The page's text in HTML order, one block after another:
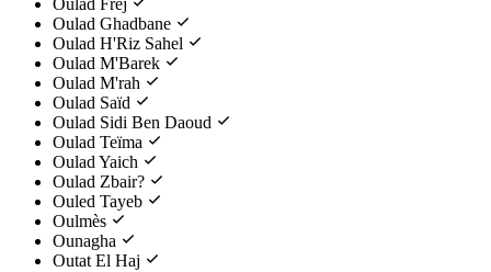
Oulad Frej
Oulad Ghadbane
Oulad H'Riz Sahel
Oulad M'Barek
Oulad M'rah
Oulad Saïd
Oulad Sidi Ben Daoud
Oulad Teïma
Oulad Yaich
Oulad Zbair?
Ouled Tayeb
Oulmès
Ounagha
Outat El Haj